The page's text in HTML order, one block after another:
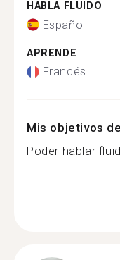
HABLA FLUIDO
Español
APRENDE
Francés
Mis objetivos
Poder hablar